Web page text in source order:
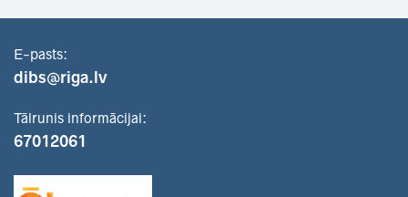
E-pasts:
dibs@riga.lv
Tālrunis informācijai:
67012061